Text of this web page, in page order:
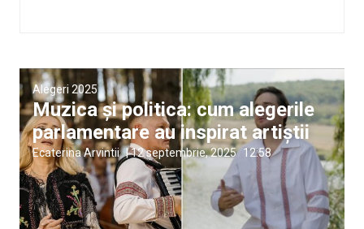
Alegeri 2025
Muzica și politica: cum alegerile
parlamentare au inspirat artiștii
Ecaterina Arvintii |12 septembrie, 2025 12:58